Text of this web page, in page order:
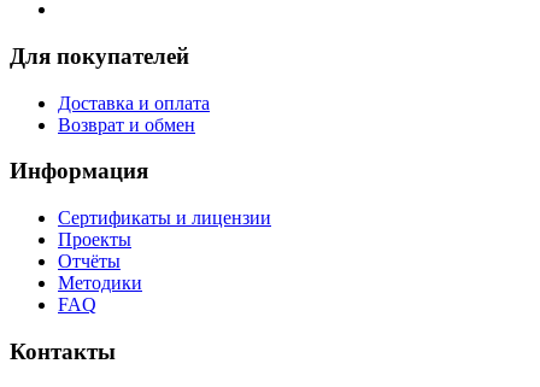
Для покупателей
Доставка и оплата
Возврат и обмен
Информация
Сертификаты и лицензии
Проекты
Отчёты
Методики
FAQ
Контакты